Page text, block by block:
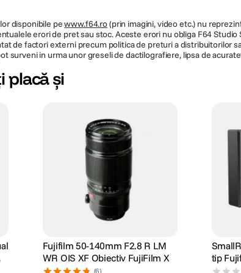
Fujifilm XT-4
Sony
DSR-
FX1E
disponibile pewww.f64.ro(prin imagini, video etc.) nu
erori de pret sau stoc. Aceste erori nu obliga F64
de factori externi precum politica de preturi a distribuitorilor
surveni in urma unor greseli de dactilografiere, lipsa de
placă și
Fujifilm 50-140mm F2.8 R LM
WR OIS XF Obiectiv FujiFilm X
(6)
tip